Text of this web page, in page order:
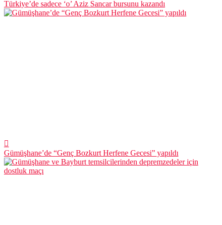
Türkiye’de sadece ‘o’ Aziz Sancar bursunu kazandı
Gümüşhane’de “Genç Bozkurt Herfene Gecesi” yapıldı